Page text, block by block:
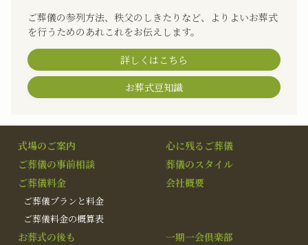
ご葬儀の参列方法、秩父のしきたりなど、よりよいお葬式
を行うためのあれこれをお伝えします。
詳しくはこちら
お葬式豆知識
式場のご案内
心に残るご葬儀
ご葬儀の事前相談
葬儀のスタイル
ご葬儀料金
ご葬儀プランと料金
ご葬儀料金の概算表
会社概要
お葬式の後も
一期一会倶楽部